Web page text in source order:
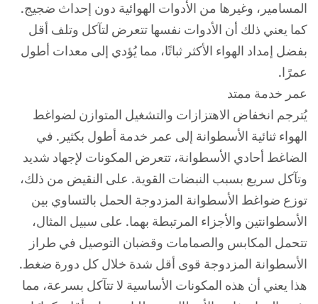
المسامير، وغيرها من الأدوات الهوائية دون إحداث ضجيج.
كما يعني ذلك أن الأدوات نفسها تتعرض لتآكل وتلف أقل
بفضل إمداد الهواء الأكثر ثباتًا، مما يُؤدي إلى معدات أطول
عمرًا.
عمر خدمة ممتد
يُترجم انخفاض الاهتزازات والتشغيل المتوازن لضواغط
الهواء ثنائية الأسطوانة إلى عمر خدمة أطول بكثير. في
الضاغط أحادي الأسطوانة، تتعرض المكونات لإجهاد شديد
وتآكل سريع بسبب النبضات القوية. على النقيض من ذلك،
توزع ضواغط الأسطوانة المزدوجة الحمل بالتساوي بين
الأسطوانتين والأجزاء المرتبطة بهما. على سبيل المثال،
تتحمل المكابس والصمامات وقضبان التوصيل في طراز
الأسطوانة المزدوجة قوى أقل شدة خلال كل دورة ضغط.
هذا يعني أن هذه المكونات الأساسية لا تتآكل بسرعة، مما